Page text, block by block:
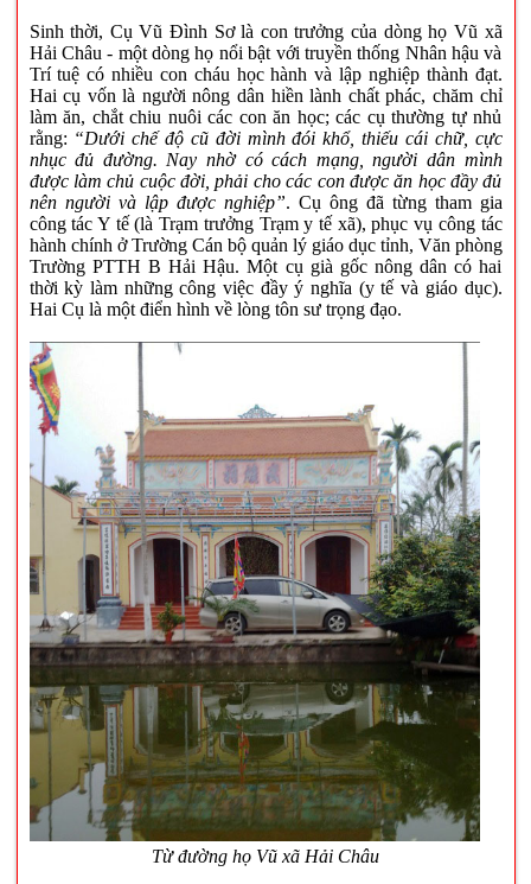
Sinh thời, Cụ Vũ Đình Sơ là con trưởng của dòng họ Vũ xã
Hải Châu - một dòng họ nổi bật với truyền thống Nhân hậu và
Trí tuệ có nhiều con cháu học hành và lập nghiệp thành đạt.
Hai cụ vốn là người nông dân hiền lành chất phác, chăm chỉ
làm ăn, chắt chiu nuôi các con ăn học; các cụ thường tự nhủ
rằng: “Dưới chế độ cũ đời mình đói khổ, thiếu cái chữ, cực
nhục đủ đường. Nay nhờ có cách mạng, người dân mình
được làm chủ cuộc đời, phải cho các con được ăn học đầy đủ
nên người và lập được nghiệp”. Cụ ông đã từng tham gia
công tác Y tế (là Trạm trưởng Trạm y tế xã), phục vụ công tác
hành chính ở Trường Cán bộ quản lý giáo dục tỉnh, Văn phòng
Trường PTTH B Hải Hậu. Một cụ già gốc nông dân có hai
thời kỳ làm những công việc đầy ý nghĩa (y tế và giáo dục).
Hai Cụ là một điển hình về lòng tôn sư trọng đạo.
Từ đường họ Vũ xã Hải Châu